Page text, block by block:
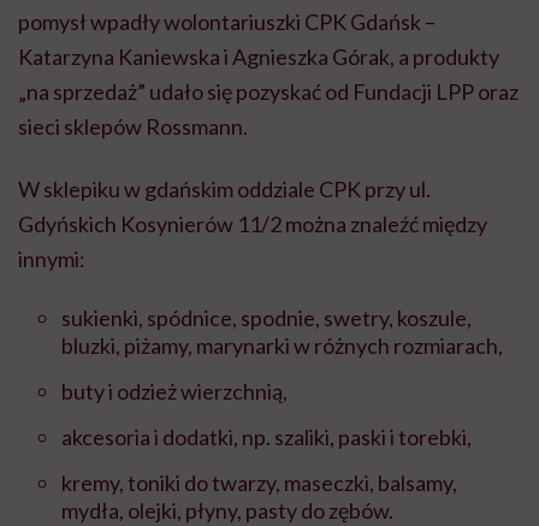
pomysł wpadły wolontariuszki CPK Gdańsk –
Katarzyna Kaniewska i Agnieszka Górak, a produkty
„na sprzedaż” udało się pozyskać od Fundacji LPP oraz
sieci sklepów Rossmann.
W sklepiku w gdańskim oddziale CPK przy ul.
Gdyńskich Kosynierów 11/2 można znaleźć między
innymi:
sukienki, spódnice, spodnie, swetry, koszule,
bluzki, piżamy, marynarki w różnych rozmiarach,
buty i odzież wierzchnią,
akcesoria i dodatki, np. szaliki, paski i torebki,
kremy, toniki do twarzy, maseczki, balsamy,
mydła, olejki, płyny, pasty do zębów.